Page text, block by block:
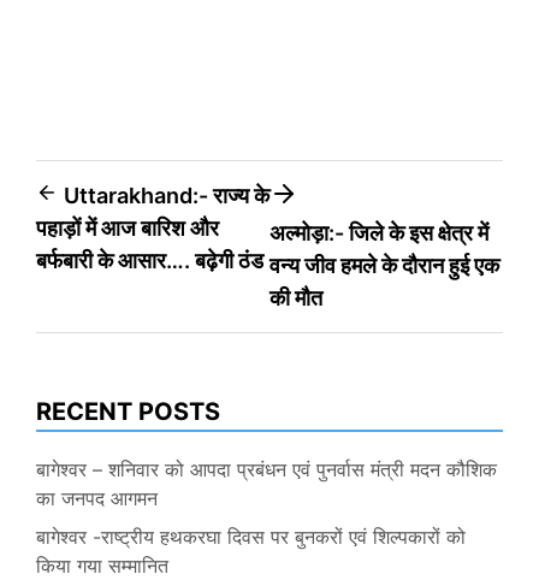
Post
navigation
Uttarakhand:- राज्य के
पहाड़ों में आज बारिश और
बर्फबारी के आसार…. बढ़ेगी ठंड
अल्मोड़ा:- जिले के इस क्षेत्र में
वन्य जीव हमले के दौरान हुई एक
की मौत
RECENT POSTS
बागेश्वर – शनिवार को आपदा प्रबंधन एवं पुनर्वास मंत्री मदन कौशिक
का जनपद आगमन
बागेश्वर -राष्ट्रीय हथकरघा दिवस पर बुनकरों एवं शिल्पकारों को
किया गया सम्मानित